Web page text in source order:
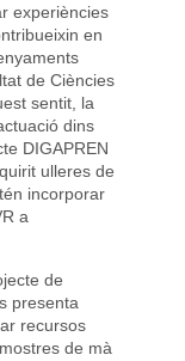
experiències
en
de Ciències
sentit, la
dins
DIGAPREN
ulleres de
incorporar
a
de
presenta
recursos
de mà